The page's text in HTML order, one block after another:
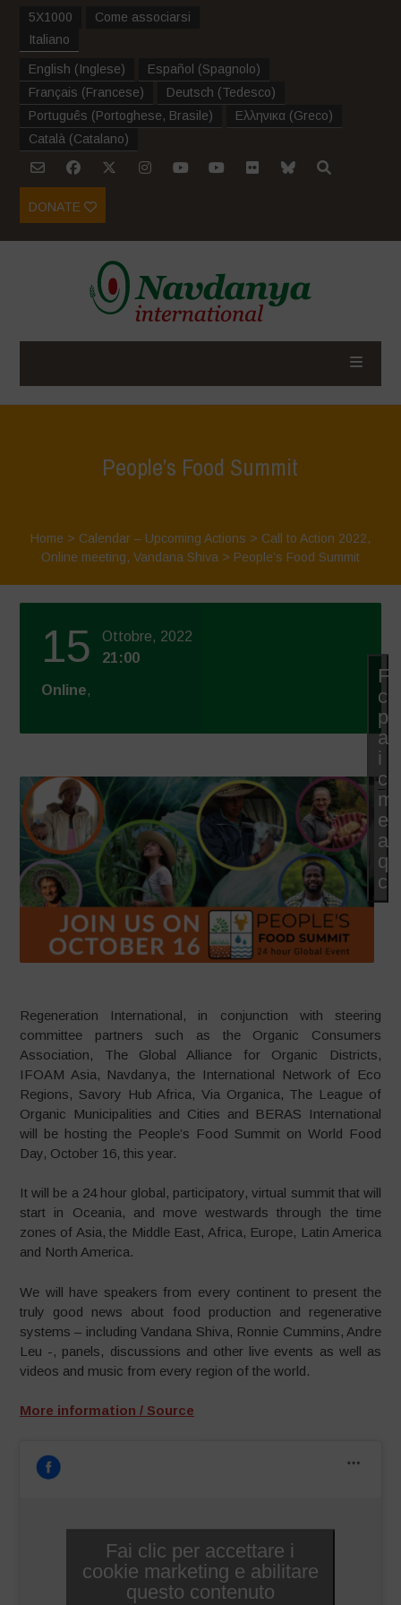
5X1000
Come associarsi
Italiano
English (Inglese) Español (Spagnolo)
Français (Francese) Deutsch (Tedesco)
Português (Portoghese, Brasile) Ελληνικα (Greco)
Català (Catalano)
DONATE
People’s Food Summit
Home > Calendar – Upcoming Actions > Call to Action 2022,
Online meeting, Vandana Shiva > People’s Food Summit
15
Ottobre, 2022
21:00
Online,
–
i
e
Regeneration International, in conjunction with steering
committee partners such as the Organic Consumers
Association, The Global Alliance for Organic Districts,
IFOAM Asia, Navdanya, the International Network of Eco
Regions, Savory Hub Africa, Via Organica, The League of
Organic Municipalities and Cities and BERAS International
will be hosting the People’s Food Summit on World Food
Day, October 16, this year.
It will be a 24 hour global, participatory, virtual summit that will
start in Oceania, and move westwards through the time
zones of Asia, the Middle East, Africa, Europe, Latin America
and North America.
We will have speakers from every continent to present the
truly good news about food production and regenerative
systems – including Vandana Shiva, Ronnie Cummins, Andre
Leu -, panels, discussions and other live events as well as
videos and music from every region of the world.
More information / Source
Fai clic per accettare i
cookie marketing e abilitare
questo contenuto